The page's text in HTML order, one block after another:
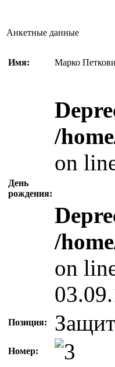
Анкетные данные
Имя: Марко
День
рождения:
/
on
/
on
Позиция:
Номер: